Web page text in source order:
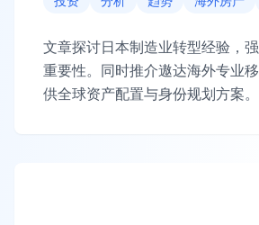
文章探讨日本制造业转型经验，
重要性。同时推介遨达海外专业
供全球资产配置与身份规划方案。